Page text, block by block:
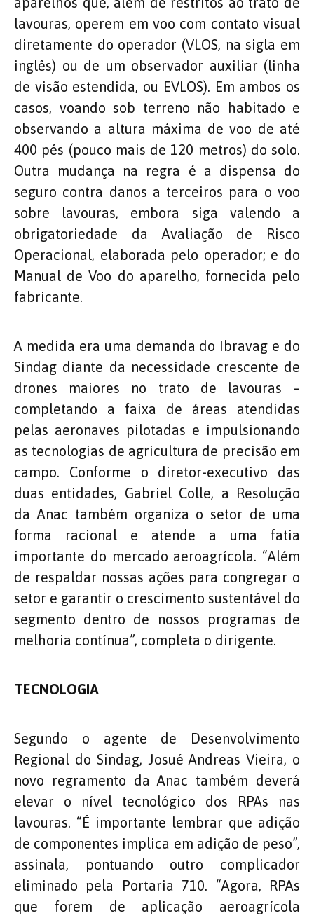
lavouras, operem em voo com contato visual
diretamente do operador (VLOS, na sigla em
inglês) ou de um observador auxiliar (linha
de visão estendida, ou EVLOS). Em ambos os
casos, voando sob terreno não habitado e
observando a altura máxima de voo de até
400 pés (pouco mais de 120 metros) do solo.
Outra mudança na regra é a dispensa do
seguro contra danos a terceiros para o voo
sobre lavouras, embora siga valendo a
obrigatoriedade da Avaliação de Risco
Operacional, elaborada pelo operador; e do
Manual de Voo do aparelho, fornecida pelo
fabricante.
A medida era uma demanda do Ibravag e do
Sindag diante da necessidade crescente de
drones maiores no trato de lavouras –
completando a faixa de áreas atendidas
pelas aeronaves pilotadas e impulsionando
as tecnologias de agricultura de precisão em
campo. Conforme o diretor-executivo das
duas entidades, Gabriel Colle, a Resolução
da Anac também organiza o setor de uma
forma racional e atende a uma fatia
importante do mercado aeroagrícola. “Além
de respaldar nossas ações para congregar o
setor e garantir o crescimento sustentável do
segmento dentro de nossos programas de
melhoria contínua”, completa o dirigente.
TECNOLOGIA
Segundo o agente de Desenvolvimento
Regional do Sindag, Josué Andreas Vieira, o
novo regramento da Anac também deverá
elevar o nível tecnológico dos RPAs nas
lavouras. “É importante lembrar que adição
de componentes implica em adição de peso”,
assinala, pontuando outro complicador
eliminado pela Portaria 710. “Agora, RPAs
que forem de aplicação aeroagrícola